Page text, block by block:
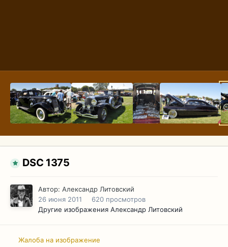
DSC 1375
Автор: Александр Литовский
26 июня 2011
620 просмотров
Другие изображения Александр Литовский
Жалоба на изображение